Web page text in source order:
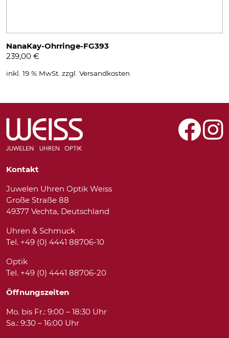
NanaKay-Ohrringe-FG393
239,00 €
inkl. 19 % MwSt. zzgl. Versandkosten
Kontakt
Juwelen Uhren Optik Weiss
Große Straße 88
49377 Vechta, Deutschland
Uhren & Schmuck
Tel. +49 (0) 4441 88706-10
Optik
Tel. +49 (0) 4441 88706-20
Öffnungszeiten
Mo. bis Fr.: 9:00 – 18:30 Uhr
Sa.: 9:30 – 16:00 Uhr